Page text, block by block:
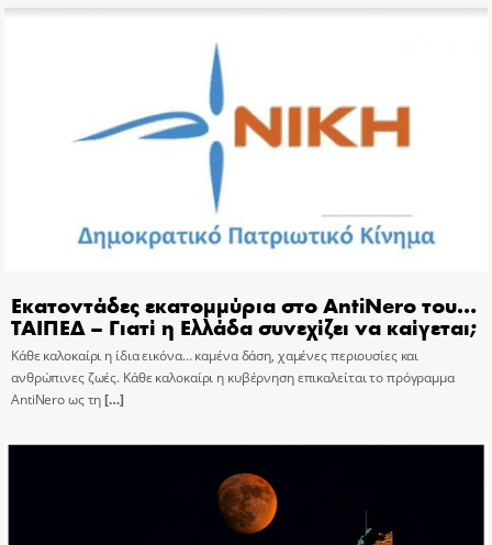
Εκατοντάδες εκατομμύρια στο AntiNero του…
ΤΑΙΠΕΔ – Γιατί η Ελλάδα συνεχίζει να καίγεται;
Κάθε καλοκαίρι η ίδια εικόνα… καμένα δάση, χαμένες περιουσίες και
ανθρώπινες ζωές. Κάθε καλοκαίρι η κυβέρνηση επικαλείται το πρόγραμμα
AntiNero ως τη[…]